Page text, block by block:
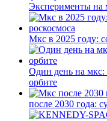
Эксперименты на
Мкс в 2025 году:
Один день на мкс:
орбите
после 2030 года: